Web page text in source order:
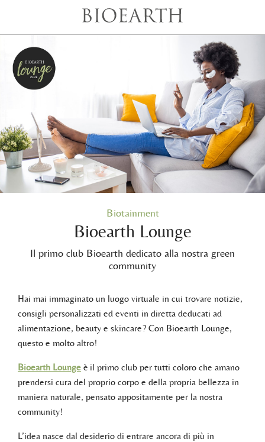
Biotainment
Bioearth Lounge
Il primo club Bioearth dedicato alla nostra green
community
Hai mai immaginato un luogo virtuale in cui trovare notizie,
consigli personalizzati ed eventi in diretta deducati ad
alimentazione, beauty e skincare? Con Bioearth Lounge,
questo e molto altro!
Bioearth Lounge è il primo club per tutti coloro che amano
prendersi cura del proprio corpo e della propria bellezza in
maniera naturale, pensato appositamente per la nostra
community!
L’idea nasce dal desiderio di entrare ancora di più in